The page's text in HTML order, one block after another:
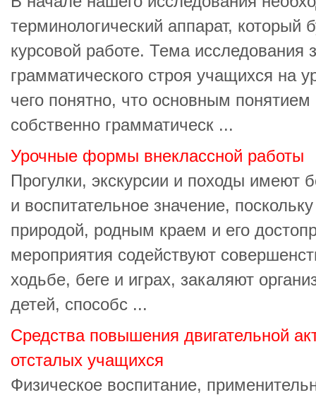
терминологический аппарат, который
курсовой работе. Тема исследования
грамматического строя учащихся на
чего понятно, что основным понятием
собственно грамматическ ...
Урочные формы внеклассной работы
Прогулки, экскурсии и походы имеют
и воспитательное значение,
природой, родным краем и его
мероприятия содействуют
ходьбе, беге и играх, закаляют
детей, способс ...
Средства повышения двигательной
отсталых учащихся
Физическое воспитание,